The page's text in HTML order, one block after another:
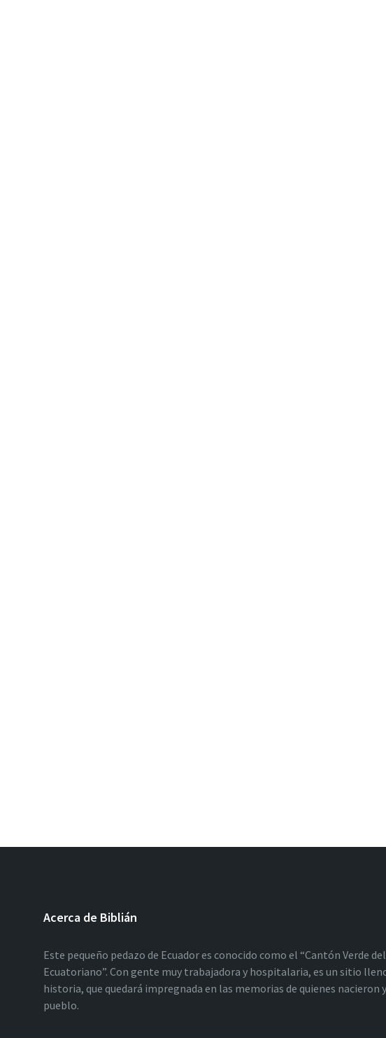
Acerca de Biblián
Este pequeño pedazo de Ecuador es conocido como el “Cantón Verde
Ecuatoriano”. Con gente muy trabajadora y hospitalaria, es un sitio
historia, que quedará impregnada en las memorias de quienes nacieron
pueblo.